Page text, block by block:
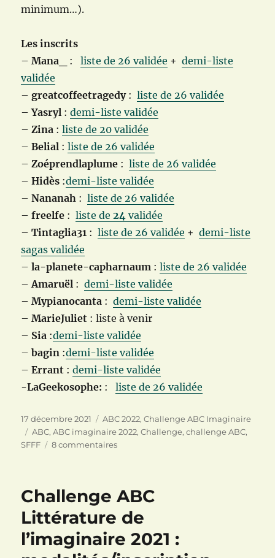
minimum…).
Les inscrits
–Mana_ :liste de 26 validée +demi-liste
validée
–greatcoffeetragedy:liste de 26 validée
–Yasryl :demi-liste validée
–Zina :liste de 20 validée
–Belial :liste de 26 validée
–Zoéprendlaplume :liste de 26 validée
–Hidès :demi-liste validée
–Nananah :liste de 26 validée
–freelfe :liste de24 validée
–Tintaglia31 :liste de 26 validée +demi-liste
sagas validée
–la-planete-capharnaum :liste de 26 validée
–Amaruël :demi-liste validée
–Mypianocanta :demi-liste validée
–MarieJuliet : liste à venir
– Sia :demi-liste validée
–bagin :demi-liste validée
–Errant :demi-liste validée
-LaGeekosophe: :liste de 26 validée
Publié
le
17 décembre 2021 Catégories
ABC 2022,Challenge ABC Imaginaire
Étiquettes
ABC,ABC imaginaire 2022,Challenge,challenge ABC,
SFFF
8 commentairessur
Imaginaire
inscription
Challenge ABC
Littérature de
l’imaginaire 2021 :